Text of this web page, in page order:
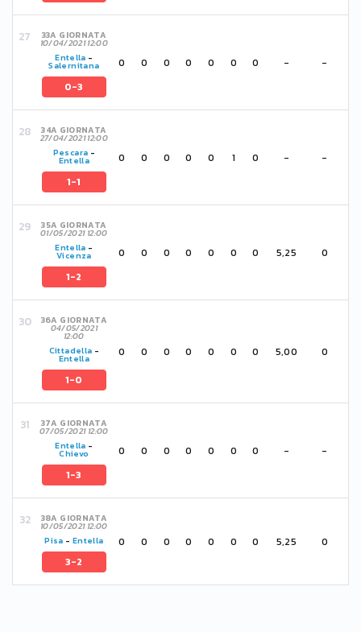
33A GIORNATA
10/04/2021 12:00
Entella -
Salernitana
0-3
0 0 0 0 0 0 0 - -
34A GIORNATA
27/04/2021 12:00
Pescara -
Entella
1-1
0 0 0 0 0 1 0 - -
35A GIORNATA
01/05/2021 12:00
Entella -
Vicenza
1-2
0 0 0 0 0 0 0 5,25 0
36A GIORNATA
04/05/2021
12:00
Cittadella -
Entella
1-0
0 0 0 0 0 0 0 5,00 0
37A GIORNATA
07/05/2021 12:00
Entella -
Chievo
1-3
0 0 0 0 0 0 0 - -
38A GIORNATA
10/05/2021 12:00
Pisa - Entella
3-2
0 0 0 0 0 0 0 5,25 0